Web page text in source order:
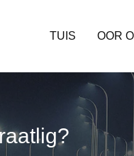
TUIS OOR